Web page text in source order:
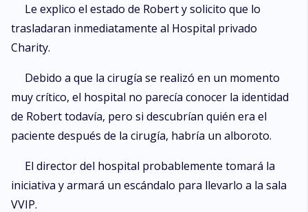
Le explico el estado de Robert y solicito que lo
trasladaran inmediatamente al Hospital privado
Charity.
Debido a que la cirugía se realizó en un momento
muy crítico, el hospital no parecía conocer la identidad
de Robert todavía, pero si descubrían quién era el
paciente después de la cirugía, habría un alboroto.
El director del hospital probablemente tomará la
iniciativa y armará un escándalo para llevarlo a la sala
VVIP.